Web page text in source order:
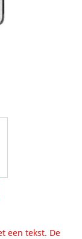
een tekst. De